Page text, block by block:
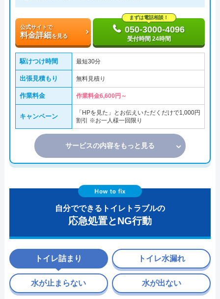
公式サイトで
料金詳細を見る
まずは電話相談！
050-3000-4096
受付時間 24時間
駆けつけ時間 最短30分
出張見積もり 無料見積り
作業料金 作業料金6,600円～
キャンペーン
「HPを見た」とお伝えいただくだけで1,000円
割引 ※お一人様一回限り
サービスの内容をもっと見る
自分でできるトイレトラブルの
応急処置とNG行動
トイレ詰まり トイレ水漏れ
水が止まらない 水が出ない